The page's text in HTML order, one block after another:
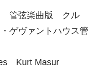
管弦楽曲版 クル
ゲヴァントハウス管
Kurt Masur